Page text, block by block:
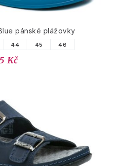
pánské plážovky
44 45 46
Kč